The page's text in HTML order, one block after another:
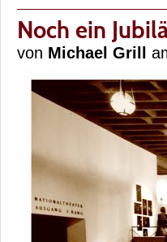
Noch ein
von Michael Grill